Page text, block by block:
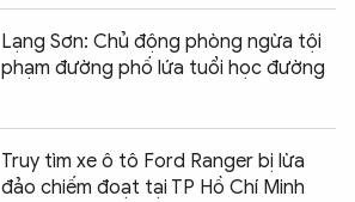
Lạng Sơn: Chủ động phòng ngừa tội
phạm đường phố lứa tuổi học đường
Truy tìm xe ô tô Ford Ranger bị lừa
đảo chiếm đoạt tại TP Hồ Chí Minh